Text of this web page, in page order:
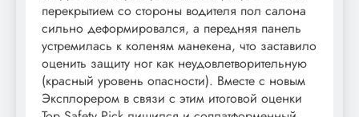
перекрытием со стороны водителя пол салона
сильно деформировался, а передняя панель
устремилась к коленям манекена, что заставило
оценить защиту ног как неудовлетворительную
(красный уровень опасности). Вместе с новым
Эксплорером в связи с этим итоговой оценки